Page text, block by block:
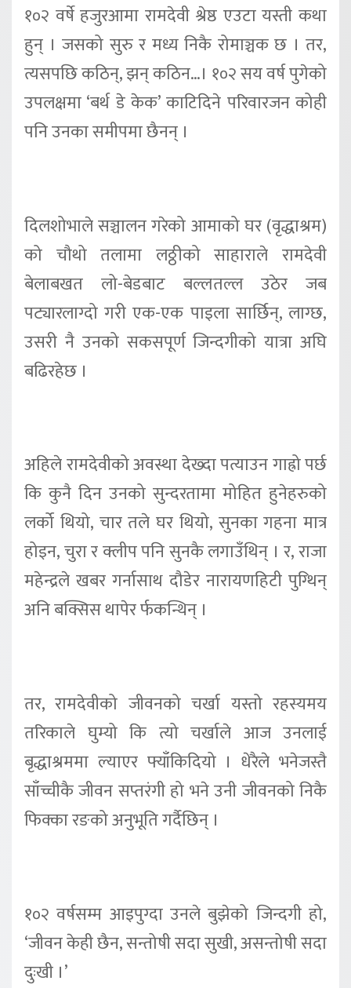
१०२ वर्षे हजुरआमा रामदेवी श्रेष्ठ एउटा यस्ती कथा
हुन् । जसको सुरु र मध्य निकै रोमाञ्चक छ । तर,
त्यसपछि कठिन्, झन् कठिन…। १०२ सय वर्ष पुगेको
उपलक्षमा ‘बर्थ डे केक’ काटिदिने परिवारजन कोही
पनि उनका समीपमा छैनन् ।
दिलशोभाले सञ्चालन गरेको आमाको घर (वृद्धाश्रम)
को चौथो तलामा लठ्ठीको साहाराले रामदेवी
बेलाबखत लो-बेडबाट बल्लतल्ल उठेर जब
पट्यारलाग्दो गरी एक-एक पाइला सार्छिन्, लाग्छ,
उसरी नै उनको सकसपूर्ण जिन्दगीको यात्रा अघि
बढिरहेछ ।
अहिले रामदेवीको अवस्था देख्दा पत्याउन गाह्रो पर्छ
कि कुनै दिन उनको सुन्दरतामा मोहित हुनेहरुको
लर्को थियो, चार तले घर थियो, सुनका गहना मात्र
होइन, चुरा र क्लीप पनि सुनकै लगाउँथिन् । र, राजा
महेन्द्रले खबर गर्नासाथ दौडेर नारायणहिटी पुग्थिन्
अनि बक्सिस थापेर र्फकन्थिन् ।
तर, रामदेवीको जीवनको चर्खा यस्तो रहस्यमय
तरिकाले घुम्यो कि त्यो चर्खाले आज उनलाई
बृद्धाश्रममा ल्याएर फ्याँकिदियो । धेरैले भनेजस्तै
साँच्चीकै जीवन सप्तरंगी हो भने उनी जीवनको निकै
फिक्का रङको अनुभूति गर्दैछिन् ।
१०२ वर्षसम्म आइपुग्दा उनले बुझेको जिन्दगी हो,
‘जीवन केही छैन, सन्तोषी सदा सुखी, असन्तोषी सदा
दुःखी ।’